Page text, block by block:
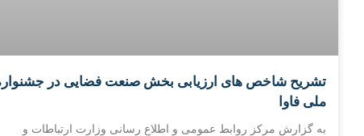
تشریح شاخص های ارزیابی بخش صنعت فضایی در
ملی فاوا
به گزارش مرکز روابط عمومی و اطلاع رسانی وزارت ارتباطات و